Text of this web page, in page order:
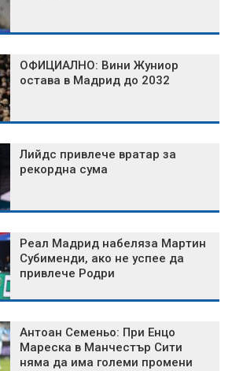
ОФИЦИАЛНО: Вини Жуниор
остава в Мадрид до 2032
Лийдс привлече вратар за
рекордна сума
Реал Мадрид набеляза Мартин
Субименди, ако не успее да
привлече Родри
Антоан Семеньо: При Енцо
Мареска в Манчестър Сити
няма да има големи промени